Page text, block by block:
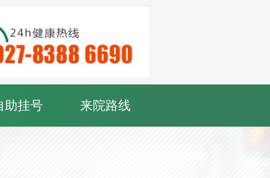
助挂号 来院路线